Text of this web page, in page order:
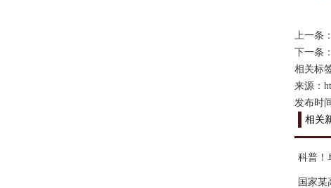
上一条：
下一条：
相关标
来源：
发布时
相关
科普！
国家